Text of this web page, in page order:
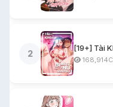
2
[19+] Tài
168,914